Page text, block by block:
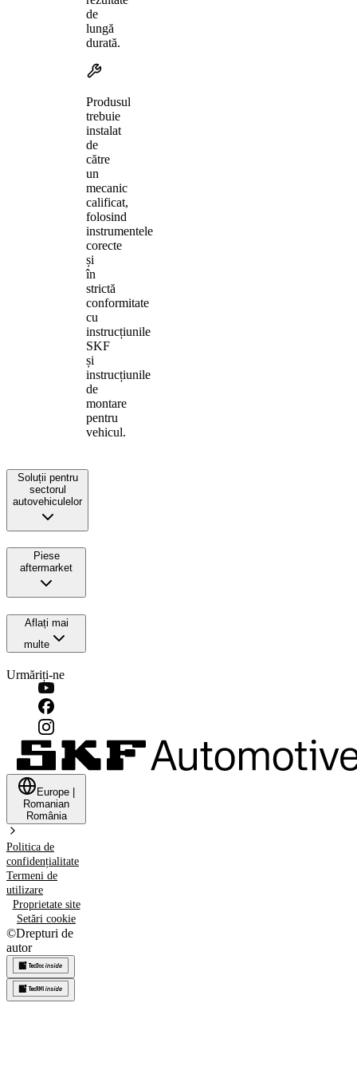
de
lungă
durată.
Produsul
trebuie
instalat
de
către
un
mecanic
calificat,
folosind
instrumentele
corecte
și
în
strictă
conformitate
cu
instrucțiunile
SKF
și
instrucțiunile
de
montare
pentru
vehicul.
Soluții pentru
sectorul
autovehiculelor
Piese
aftermarket
Aflați mai
multe
Urmăriți-ne
Europe
Romanian
România
Politica de
confidențialitate
Termeni de
utilizare
Proprietate site
Setări cookie
©Drepturi de
autor